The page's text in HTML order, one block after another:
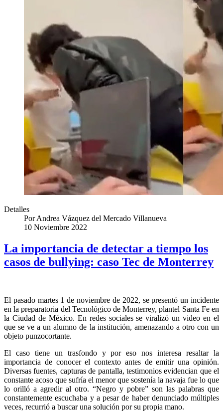
Detalles
PorAndrea Vázquez del Mercado Villanueva
10 Noviembre 2022
La importancia de detectar a tiempo los
casos de bullying: caso Tec de Monterrey
El pasado martes 1 de noviembre de 2022, se presentó un incidente
en la preparatoria del Tecnológico de Monterrey, plantel Santa Fe en
la Ciudad de México. En redes sociales se viralizó un video en el
que se ve a un alumno de la institución, amenazando a otro con un
objeto punzocortante.
El caso tiene un trasfondo y por eso nos interesa resaltar la
importancia de conocer el contexto antes de emitir una opinión.
Diversas fuentes, capturas de pantalla, testimonios evidencian que el
constante acoso que sufría el menor que sostenía la navaja fue lo que
lo orilló a agredir al otro. “Negro y pobre” son las palabras que
constantemente escuchaba y a pesar de haber denunciado múltiples
veces, recurrió a buscar una solución por su propia mano.